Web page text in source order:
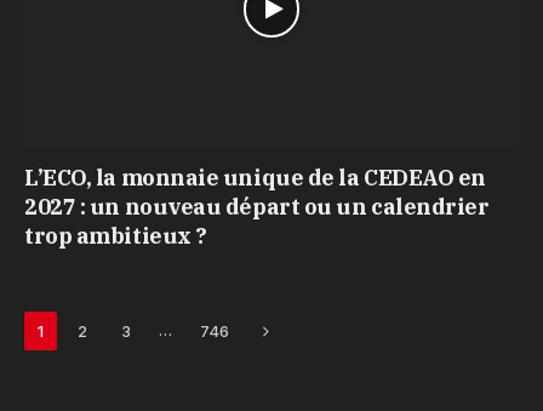
L’ECO, la monnaie unique de la CEDEAO en
2027 : un nouveau départ ou un calendrier
trop ambitieux ?
1 2 3 … 746 Next